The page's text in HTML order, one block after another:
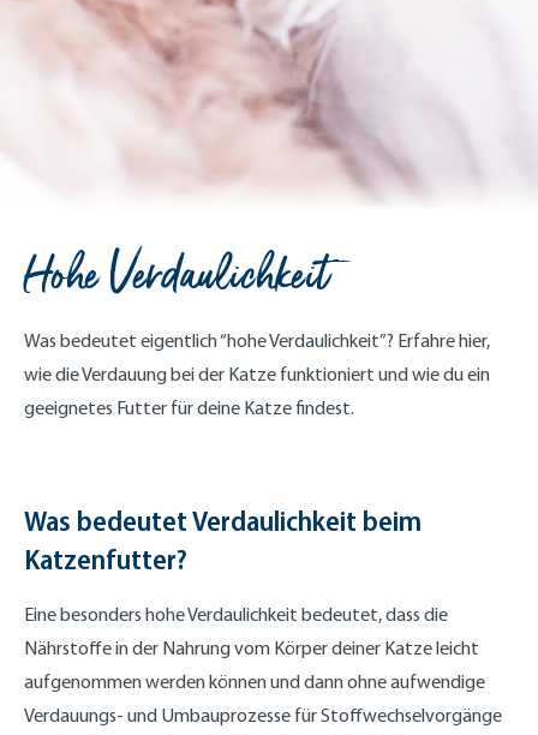
Hohe Verdaulichkeit
Was bedeutet eigentlich “hohe Verdaulichkeit”? Erfahre hier,
wie die Verdauung bei der Katze funktioniert und wie du ein
geeignetes Futter für deine Katze findest.
Was bedeutet Verdaulichkeit beim
Katzenfutter?
Eine besonders hohe Verdaulichkeit bedeutet, dass die
Nährstoffe in der Nahrung vom Körper deiner Katze leicht
aufgenommen werden können und dann ohne aufwendige
Verdauungs- und Umbauprozesse für Stoffwechselvorgänge